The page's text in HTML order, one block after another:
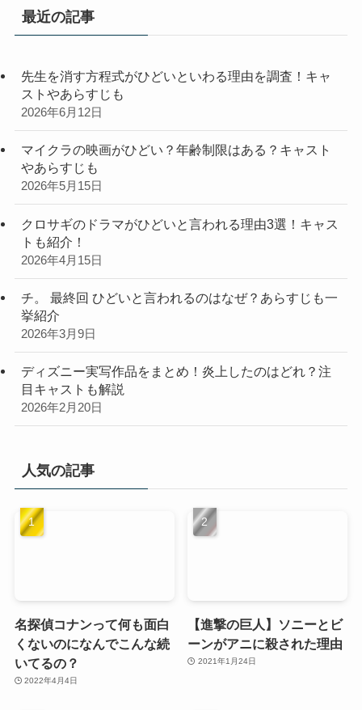
リ
最近の記事
先生を消す方程式がひどいといわる理由を調査！キャ
ストやあらすじも
2026年6月12日
マイクラの映画がひどい？年齢制限はある？キャスト
やあらすじも
2026年5月15日
クロサギのドラマがひどいと言われる理由3選！キャス
トも紹介！
2026年4月15日
チ。 最終回 ひどいと言われるのはなぜ？あらすじも一
挙紹介
2026年3月9日
ディズニー実写作品をまとめ！炎上したのはどれ？注
目キャストも解説
2026年2月20日
人気の記事
名探偵コナンって何も面白
くないのになんでこんな続
いてるの？
2022年4月4日
【進撃の巨人】ソニーとビ
ーンがアニに殺された理由
2021年1月24日